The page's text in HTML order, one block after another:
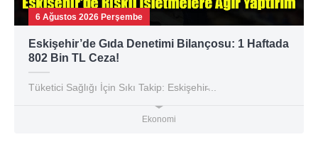
6 Ağustos 2026 Perşembe
Eskişehir’de Gıda Denetimi Bilançosu: 1 Haftada
802 Bin TL Ceza!
Tüketici Sağlığı İçin Sıkı Takip: Eskişehir̵...
Ekonomi